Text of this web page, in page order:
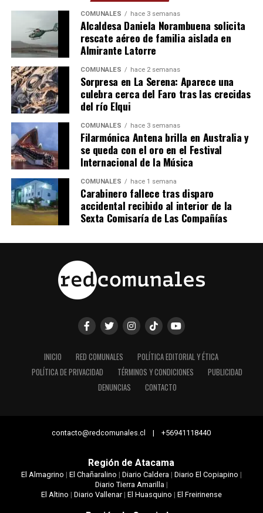
COMUNALES hace 3 semanas
Alcaldesa Daniela Norambuena solicita
rescate aéreo de familia aislada en
Almirante Latorre
COMUNALES hace 2 semanas
Sorpresa en La Serena: Aparece una
culebra cerca del Faro tras las crecidas
del río Elqui
COMUNALES hace 3 semanas
Filarmónica Antena brilla en Australia y
se queda con el oro en el Festival
Internacional de la Música
COMUNALES hace 1 semana
Carabinero fallece tras disparo
accidental recibido al interior de la
Sexta Comisaría de Las Compañías
INICIO RED COMUNALES
POLÍTICA EDITORIAL Y ÉTICA
POLÍTICA DE PRIVACIDAD
TÉRMINOS Y CONDICIONES
PUBLICIDAD
DENUNCIAS
CONTACTO
contacto@redcomunales.cl | +56941118440
Región de Atacama
El Almagrino | El Chañaralino | Diario Caldera | Diario El Copiapino |
Diario Tierra Amarilla |
El Altino | Diario Vallenar| El Huasquino | El Freirinense